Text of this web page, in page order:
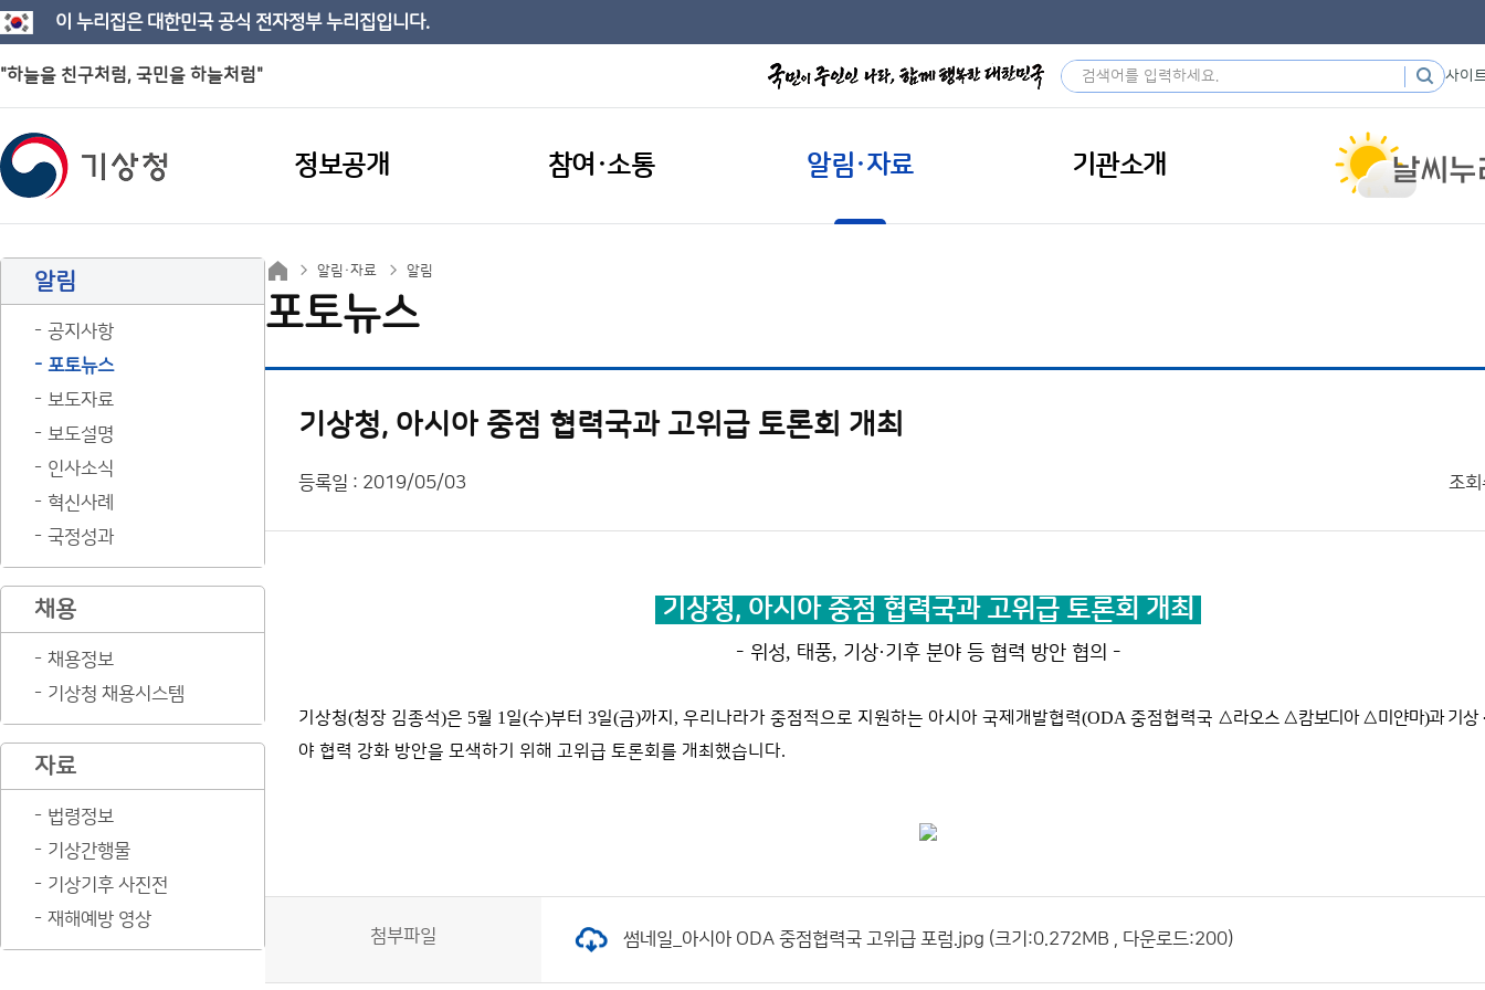
이 누리집은 대한민국 공식 전자정부 누리집입니다.
"하늘을 친구처럼, 국민을 하늘처럼" 사이
정보공개 참여·소통 알림·자료 기관소개
알림
공지사항
포토뉴스
보도자료
보도설명
인사소식
혁신사례
국정성과
채용
채용정보
기상청 채용시스템
자료
법령정보
기상간행물
기상기후 사진전
재해예방 영상
알림·자료 알림
포토뉴스
기상청, 아시아 중점 협력국과 고위급 토론회 개최
등록일 : 2019/05/03 조회
기상청, 아시아 중점 협력국과 고위급 토론회 개최
- 위성, 태풍, 기상·기후 분야 등 협력 방안 협의 -
기상청(청장 김종석)은 5월 1 일(수)부터 3일(금)까지 , 우리나라가 중점적으로 지원하는 아시아 국제개발협력(ODA 중점협력국 △라오스 △캄보디아△미얀마)과 기상
야 협력 강화 방안을 모색하기 위해 고위급 토론회를 개최했습니다.
첨부파일 썸네일_아시아 ODA 중점협력국 고위급 포럼.jpg (크기:0.272MB , 다운로드:200)